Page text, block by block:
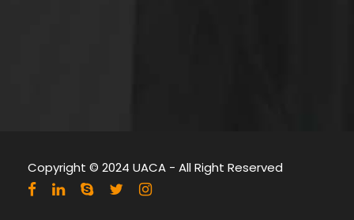
Copyright © 2024 UACA - All Right Reserved